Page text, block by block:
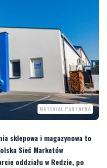
MATERIAŁ PARTNERA
sklepowa i magazynowa to
Sieć Marketów
oddziału w Redzie, po